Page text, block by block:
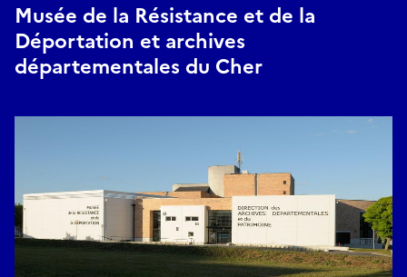
Musée de la Résistance et de la
Déportation et archives
départementales du Cher